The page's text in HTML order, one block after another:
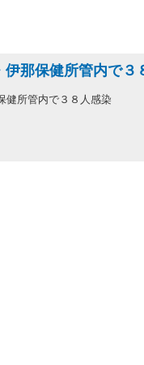
那保健所管内で３
健所管内で３８人感染